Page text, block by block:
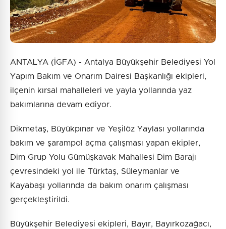
ANTALYA (İGFA) - Antalya Büyükşehir Belediyesi Yol
Yapım Bakım ve Onarım Dairesi Başkanlığı ekipleri,
ilçenin kırsal mahalleleri ve yayla yollarında yaz
bakımlarına devam ediyor.
Dikmetaş, Büyükpınar ve Yeşilöz Yaylası yollarında
bakım ve şarampol açma çalışması yapan ekipler,
Dim Grup Yolu Gümüşkavak Mahallesi Dim Barajı
çevresindeki yol ile Türktaş, Süleymanlar ve
Kayabaşı yollarında da bakım onarım çalışması
gerçekleştirildi.
Büyükşehir Belediyesi ekipleri, Bayır, Bayırkozağacı,